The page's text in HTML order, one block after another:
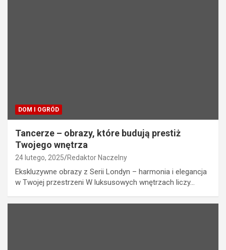
DOM I OGRÓD
Tancerze – obrazy, które budują prestiż
Twojego wnętrza
24 lutego, 2025 Redaktor Naczelny
Ekskluzywne obrazy z Serii Londyn – harmonia i elegancja
w Twojej przestrzeni W luksusowych wnętrzach liczy…